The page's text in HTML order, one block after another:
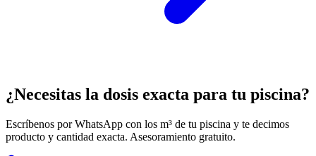
¿Necesitas la dosis exacta para tu piscina?
Escríbenos por WhatsApp con los m³ de tu piscina y te decimos
producto y cantidad exacta. Asesoramiento gratuito.